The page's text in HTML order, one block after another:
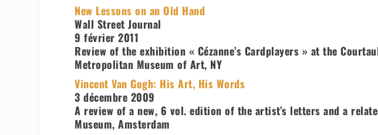
New Lessons on an Old Hand
Wall Street Journal
9 février 2011
Review of the exhibition « Cézanne’s Cardplayers » at the
Metropolitan Museum of Art, NY
Vincent Van Gogh: His Art, His Words
3 décembre 2009
A review of a new, 6 vol. edition of the artist’s letters and a
Museum, Amsterdam